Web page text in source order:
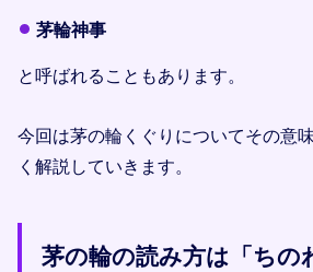
茅輪神事
と呼ばれることもあります。
今回は茅の輪くぐりについてその意
く解説していきます。
茅の輪の読み方は「ちの